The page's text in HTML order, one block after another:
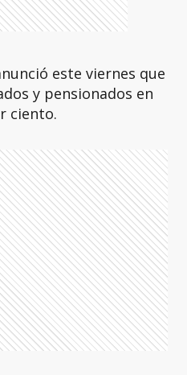
este viernes que
y pensionados en
ciento.